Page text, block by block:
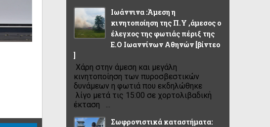
Ιωάννινα :Άμεση η
κινητοποίηση της Π.Υ ,άμεσος ο
έλεγχος της φωτιάς πέριξ της
Ε.Ο Ιωαννίνων Αθηνών [βίντεο
]
Χάρη στην άμεση και μεγάλη
κινητοποίηση των πυροσβεστικών
δυνάμεων η φωτιά που εκδηλώθηκε
λίγο μετά τις 15:00 σε χορτολιβαδική
έκταση ...
Σωφρονιστικά καταστήματα: